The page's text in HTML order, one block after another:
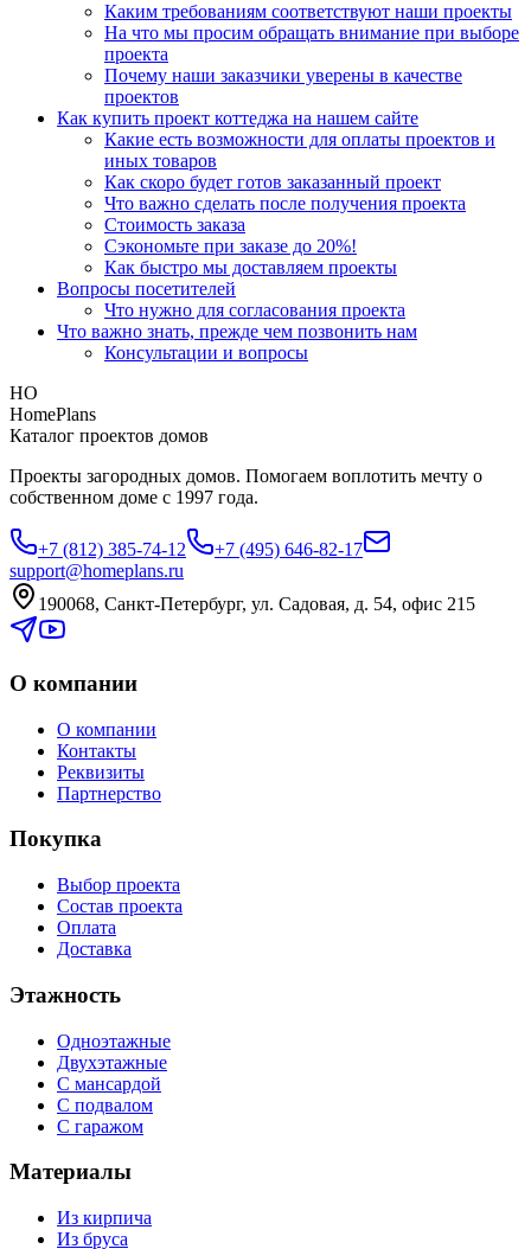
Каким требованиям соответствуют наши проекты
На что мы просим обращать внимание при выборе
проекта
Почему наши заказчики уверены в качестве
проектов
Как купить проект коттеджа на нашем сайте
Какие есть возможности для оплаты проектов и
иных товаров
Как скоро будет готов заказанный проект
Что важно сделать после получения проекта
Стоимость заказа
Сэкономьте при заказе до 20%!
Как быстро мы доставляем проекты
Вопросы посетителей
Что нужно для согласования проекта
Что важно знать, прежде чем позвонить нам
Консультации и вопросы
HO
HomePlans
Каталог проектов домов
Проекты загородных домов. Помогаем воплотить мечту о
собственном доме с 1997 года.
+7 (812) 385-74-12
+7 (495) 646-82-17
support@homeplans.ru
190068, Санкт-Петербург, ул. Садовая, д. 54, офис 215
О компании
О компании
Контакты
Реквизиты
Партнерство
Покупка
Выбор проекта
Состав проекта
Оплата
Доставка
Этажность
Одноэтажные
Двухэтажные
С мансардой
С подвалом
С гаражом
Материалы
Из кирпича
Из бруса